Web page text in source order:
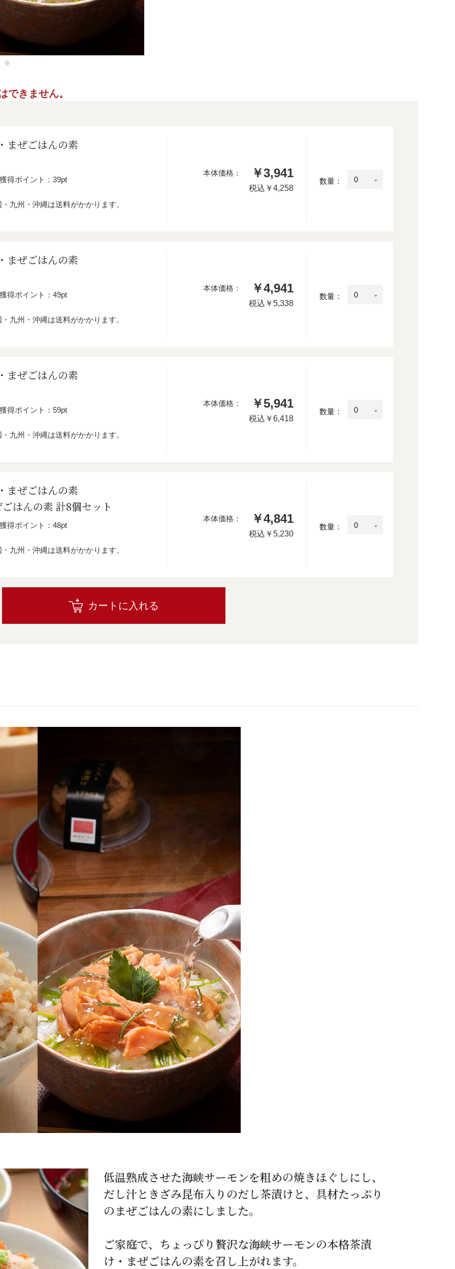
できません。
まぜごはんの素
獲得ポイント：39pt
九州・沖縄は送料がかかります。
本体価格： ￥3,941
税込 ￥4,258
数量：
まぜごはんの素
獲得ポイント：49pt
九州・沖縄は送料がかかります。
本体価格： ￥4,941
税込 ￥5,338
数量：
まぜごはんの素
獲得ポイント：59pt
九州・沖縄は送料がかかります。
本体価格： ￥5,941
税込 ￥6,418
数量：
まぜごはんの素
はんの素 計8個セット
獲得ポイント：48pt
九州・沖縄は送料がかかります。
本体価格： ￥4,841
税込 ￥5,230
数量：
カートに入れる
低温熟成させた海峡サーモンを粗めの焼きほぐしにし、
だし汁ときざみ昆布入りのだし茶漬けと、具材たっぷり
のまぜごはんの素にしました。
ご家庭で、ちょっぴり贅沢な海峡サーモンの本格茶漬
け・まぜごはんの素を召し上がれます。